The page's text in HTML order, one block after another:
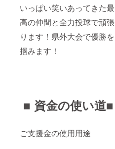
いっぱい笑いあってきた最
高の仲間と全力投球で頑張
ります！県外大会で優勝を
掴みます！
■ 資金の使い道■
ご支援金の使用用途